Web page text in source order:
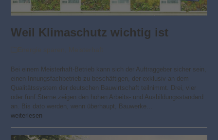
Weil Klimaschutz wichtig ist
Bei einem Meisterhaft-Betrieb kann sich der Auftraggeber sicher sein,
einen Innungsfachbetrieb zu beschäftigen, der exklusiv an dem
Qualitätssystem der deutschen Bauwirtschaft teilnimmt. Drei, vier
oder fünf Sterne zeigen den hohen Arbeits- und Ausbildungsstandard
an. Bis dato werden, wenn überhaupt, Bauwerke…
weiterlesen